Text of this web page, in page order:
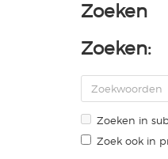
Zoeken
Zoeken:
Zoeken in
Zoek ook in